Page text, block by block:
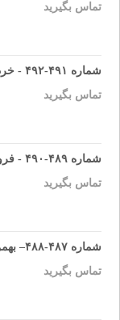
تماس بگیرید
شماره ۴۹۱-۴۹۲ - خرداد و تیر ۱۴۰۳
تماس بگیرید
شماره ۴۸۹-۴۹۰ - فروردین ۱۴۰۳
تماس بگیرید
شماره ۴۸۷-۴۸۸– بهمن ۱۴۰۲
تماس بگیرید